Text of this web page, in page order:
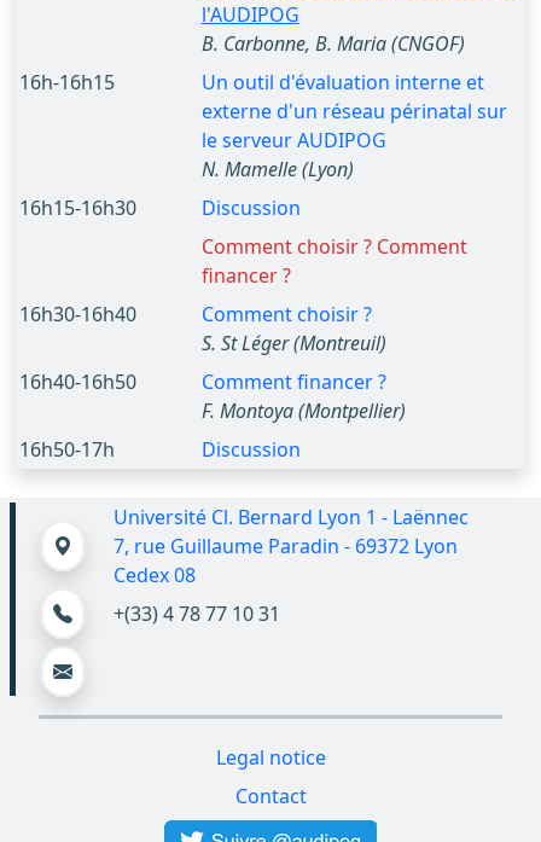
l'AUDIPOG
B. Carbonne, B. Maria (CNGOF)
16h-16h15
Un outil d'évaluation interne et
externe d'un réseau périnatal sur
le serveur AUDIPOG
N. Mamelle (Lyon)
16h15-16h30
Discussion
Comment choisir ? Comment
financer ?
16h30-16h40
Comment choisir ?
S. St Léger (Montreuil)
16h40-16h50
Comment financer ?
F. Montoya (Montpellier)
16h50-17h
Discussion
Université Cl. Bernard Lyon 1 - Laënnec
7, rue Guillaume Paradin - 69372 Lyon
Cedex 08
+(33) 4 78 77 10 31
Legal notice
Contact